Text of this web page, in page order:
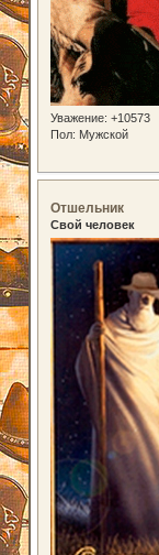
Уважение: +10573
Пол: Мужской
Отшельник
Свой человек